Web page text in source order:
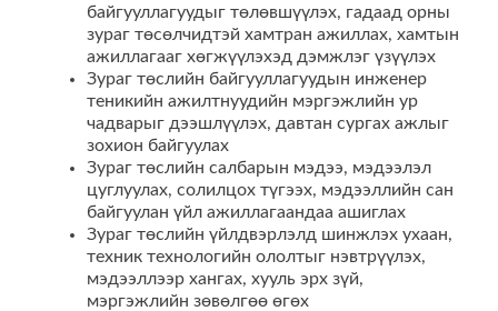
байгууллагуудыг төлөвшүүлэх, гадаад орны
зураг төсөлчидтэй хамтран ажиллах, хамтын
ажиллагааг хөгжүүлэхэд дэмжлэг үзүүлэх
Зураг төслийн байгууллагуудын инженер
теникийн ажилтнуудийн мэргэжлийн ур
чадварыг дээшлүүлэх, давтан сургах ажлыг
зохион байгуулах
Зураг төслийн салбарын мэдээ, мэдээлэл
цуглуулах, солилцох түгээх, мэдээллийн сан
байгуулан үйл ажиллагаандаа ашиглах
Зураг төслийн үйлдвэрлэлд шинжлэх ухаан,
техник технологийн ололтыг нэвтрүүлэх,
мэдээллээр хангах, хууль эрх зүй,
мэргэжлийн зөвөлгөө өгөх